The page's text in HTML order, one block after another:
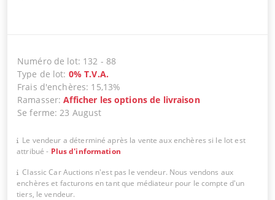
Numéro de lot: 132 - 88
Type de lot: 0% T.V.A.
Frais d'enchères: 15,13%
Ramasser:Afficher les options de livraison
Se ferme:23 August
Le vendeur a déterminé après la vente aux enchères si le lot est
attribué - Plus d'information
Classic Car Auctions n'est pas le vendeur. Nous vendons aux
enchères et facturons en tant que médiateur pour le compte d'un
tiers, le vendeur.